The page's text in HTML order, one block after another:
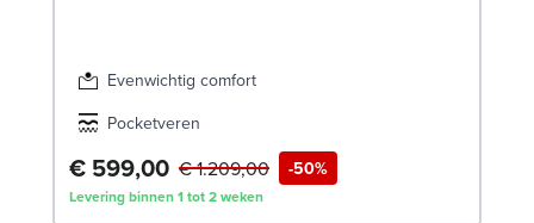
Evenwichtig comfort
Pocketveren
€ 599,00 -50%
€ 1.209,00
Levering binnen 1 tot 2 weken